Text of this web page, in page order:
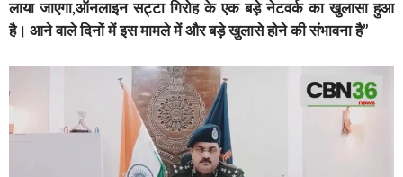
लाया जाएगा,ऑनलाइन सट्टा गिरोह के एक बड़े नेटवर्क का खुलासा हुआ
है। आने वाले दिनों में इस मामले में और बड़े खुलासे होने की संभावना है”